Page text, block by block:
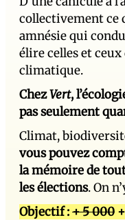
collectivement ce
amnésie qui
élire celles et
climatique.
ChezVert,
pas seulement
Climat,
vous pouvez
la mémoire de
les élections. On
Objectif :+ 5 000